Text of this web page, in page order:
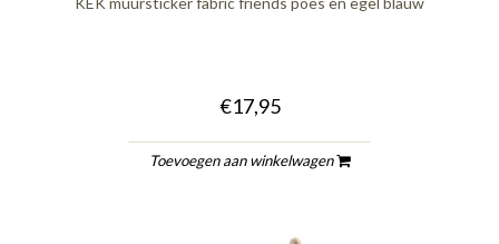
€17,95
Toevoegen aan winkelwagen